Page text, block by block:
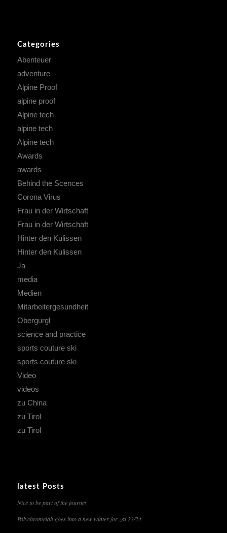
Categories
Abenteuer
adventure
Alpine Proof
alpine proof
Alpine tech
alpine tech
Alpine tech
Awards
awards
Behind the Scences
Corona Virus
Frau in der Wirtschaft
Frau in der Wirtschaft
Hinter den Kulissen
Hinter den Kulissen
Ja
media
Medien
Mitarbeitergesundheit
Obergurgl
science and practice
sports couture ski
sports couture ski
Video
videos
zu China
zu Tirol
zu Tirol
latest Posts
Nice to be part of the journey
Polychromelab goes into a new winter for zai 23/24